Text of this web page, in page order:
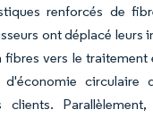
renforcés de
ont déplacé leurs
vers le traitement
circulaire
clients.